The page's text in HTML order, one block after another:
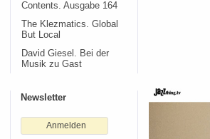
Contents. Ausgabe 164
The Klezmatics. Global
But Local
David Giesel. Bei der
Musik zu Gast
Newsletter
Anmelden